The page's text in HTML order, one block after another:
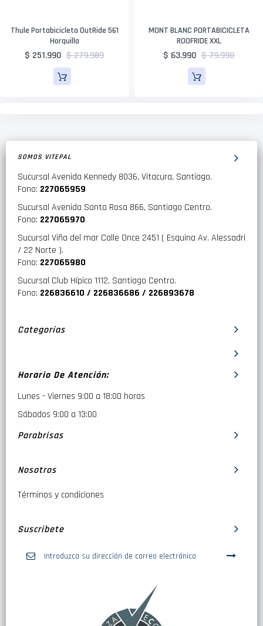
Thule Portabicicleta OutRide 561
Horquilla
$ 251.990 $ 279.989
MONT BLANC PORTABICICLETA
ROOFRIDE XXL
$ 63.990 $ 79.990
SOMOS VITEPAL
Sucursal Avenida Kennedy 8036, Vitacura, Santiago.
Fono: 227065959
Sucursal Avenida Santa Rosa 866, Santiago Centro.
Fono: 227065970
Sucursal Viña del mar Calle Once 2451 ( Esquina Av. Alessadri
/ 22 Norte ).
Fono: 227065980
Sucursal Club Hípico 1112, Santiago Centro.
Fono: 226836610 / 226836686 / 226893678
Categorías
Horario De Atención:
Lunes - Viernes 9:00 a 18:00 horas
Sábados 9:00 a 13:00
Parabrisas
Nosotros
Términos y condiciones
Suscribete